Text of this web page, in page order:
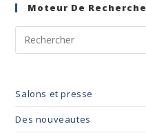
Moteur De Recherche
Salons et presse
Des nouveautes